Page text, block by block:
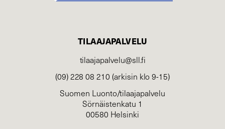
TILAAJAPALVELU
tilaajapalvelu@sll.fi
(09) 228 08 210 (arkisin klo 9-15)
Suomen Luonto/tilaajapalvelu
Sörnäistenkatu 1
00580 Helsinki